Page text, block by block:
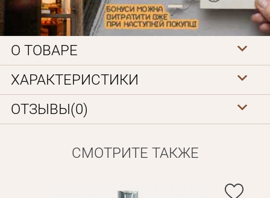
О ТОВАРЕ
ХАРАКТЕРИСТИКИ
ОТЗЫВЫ(0)
СМОТРИТЕ ТАКЖЕ
Личные данные